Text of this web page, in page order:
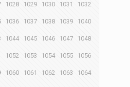
1028 1029 1030 1031 1032
1036 1037 1038 1039 1040
1044 1045 1046 1047 1048
1052 1053 1054 1055 1056
1060 1061 1062 1063 1064